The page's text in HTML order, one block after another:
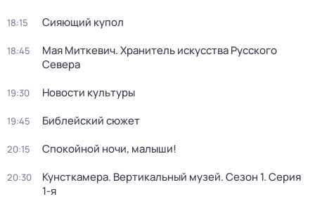
18:15 Сияющий купол
18:45
Мая Миткевич. Хранитель искусства Русского
Севера
19:30 Новости культуры
19:45 Библейский сюжет
20:15 Спокойной ночи, малыши!
20:30 Кунсткамера. Вертикальный музей. Сезон 1. Серия
1-я